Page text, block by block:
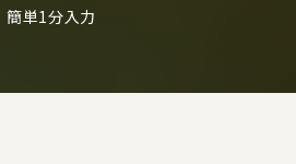
簡単1分入力